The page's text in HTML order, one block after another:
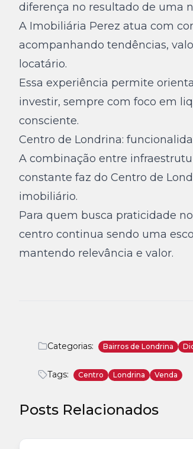
diferença no resultado de uma
A Imobiliária Perez atua com
acompanhando tendências,
locatário.
Essa experiência permite
investir, sempre com foco em
consciente.
Centro de Londrina:
A combinação entre
constante faz do Centro de
imobiliário.
Para quem busca praticidade
centro continua sendo uma
mantendo relevância e valor.
Categorias: Bairros de Londrina
Tags: Centro Londrina Venda
Posts Relacionados